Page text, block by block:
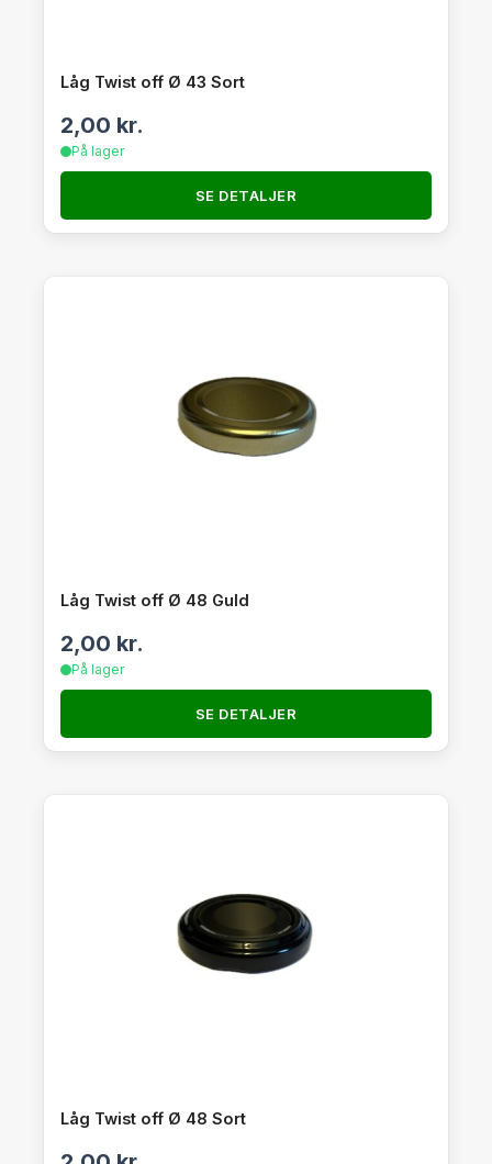
Låg Twist off Ø 43 Sort
2,00 kr.
På lager
SE DETALJER
Låg Twist off Ø 48 Guld
2,00 kr.
På lager
SE DETALJER
Låg Twist off Ø 48 Sort